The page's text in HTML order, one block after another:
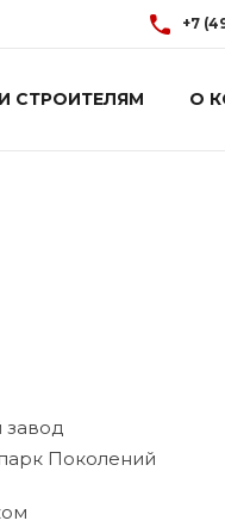
+7
СТРОИТЕЛЯМ О
завод
Поколений